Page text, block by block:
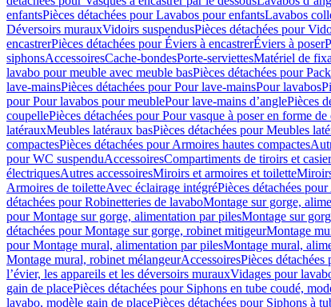
enfantsPièces détachées pour Lavabos pour enfantsLavabos
Déversoirs murauxVidoirs suspendusPièces détachées pour
encastrerPièces détachées pour Éviers à encastrerÉviers à poser
siphonsAccessoiresCache-bondesPorte-serviettesMatériel de
lavabo pour meuble avec meuble basPièces détachées pour
lave-mainsPièces détachées pour Pour lave-mainsPour lavabos
pour Pour lavabos pour meublePour lave-mains d’anglePièces
coupellePièces détachées pour Pour vasque à poser en forme
latérauxMeubles latéraux basPièces détachées pour Meubles
compactesPièces détachées pour Armoires hautes compactes
pour WC suspenduAccessoiresCompartiments de tiroirs et
électriquesAutres accessoiresMiroirs et armoires et toilette
Armoires de toiletteAvec éclairage intégréPièces détachées
détachées pour Robinetteries de lavaboMontage sur gorge,
pour Montage sur gorge, alimentation par pilesMontage sur
détachées pour Montage sur gorge, robinet mitigeurMontage
pour Montage mural, alimentation par pilesMontage mural,
Montage mural, robinet mélangeurAccessoiresPièces détachées
l’évier, les appareils et les déversoirs murauxVidages pour
gain de placePièces détachées pour Siphons en tube coudé,
lavabo, modèle gain de placePièces détachées pour Siphons à